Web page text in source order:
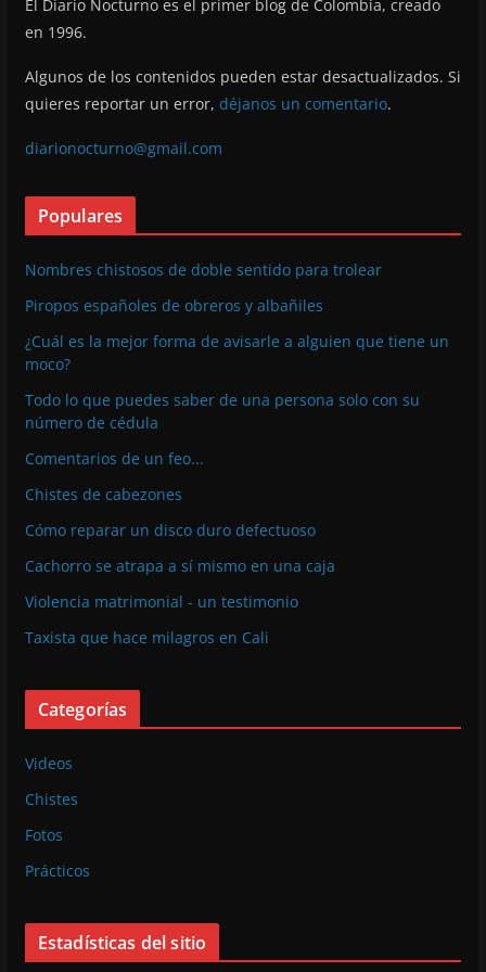
El Diario Nocturno es el primer blog de Colombia, creado
en 1996.
Algunos de los contenidos pueden estar desactualizados. Si
quieres reportar un error, déjanos un comentario.
diarionocturno@gmail.com
Populares
Nombres chistosos de doble sentido para trolear
Piropos españoles de obreros y albañiles
¿Cuál es la mejor forma de avisarle a alguien que tiene un
moco?
Todo lo que puedes saber de una persona solo con su
número de cédula
Comentarios de un feo...
Chistes de cabezones
Cómo reparar un disco duro defectuoso
Cachorro se atrapa a sí mismo en una caja
Violencia matrimonial - un testimonio
Taxista que hace milagros en Cali
Categorías
Videos
Chistes
Fotos
Prácticos
Estadísticas del sitio